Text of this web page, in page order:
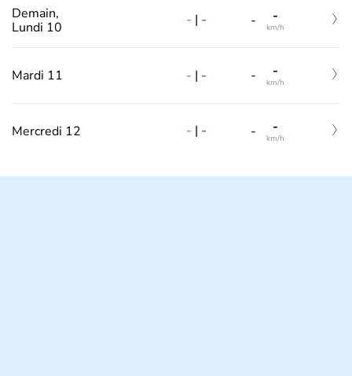
Demain,
Lundi 10
- | - - -
km/h
Mardi 11 - | - - -
km/h
Mercredi 12 - | - - -
km/h